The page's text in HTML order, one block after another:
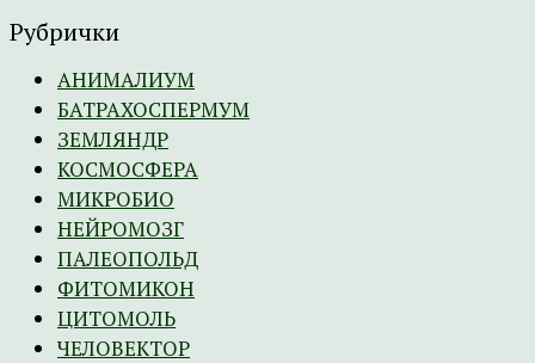
Рубрички
АНИМАЛИУМ
БАТРАХОСПЕРМУМ
ЗЕМЛЯНДР
КОСМОСФЕРА
МИКРОБИО
НЕЙРОМОЗГ
ПАЛЕОПОЛЬД
ФИТОМИКОН
ЦИТОМОЛЬ
ЧЕЛОВЕКТОР